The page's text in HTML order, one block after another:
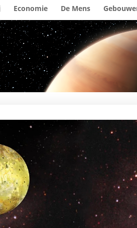
Economie De Mens